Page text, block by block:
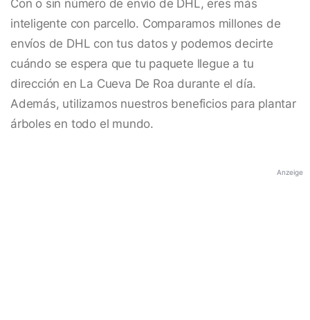
Con o sin número de envío de DHL, eres más
inteligente con parcello. Comparamos millones de
envíos de DHL con tus datos y podemos decirte
cuándo se espera que tu paquete llegue a tu
dirección en La Cueva De Roa durante el día.
Además, utilizamos nuestros beneficios para plantar
árboles en todo el mundo.
Anzeige